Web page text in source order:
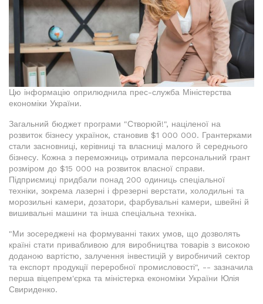
Цю інформацію оприлюднила прес-служба Міністерства
економіки України.
Загальний бюджет програми "Створюй!", націленої на
розвиток бізнесу українок, становив $1 000 000. Грантерками
стали засновниці, керівниці та власниці малого й середнього
бізнесу. Кожна з переможниць отримала персональний грант
розміром до $15 000 на розвиток власної справи.
Підприємиці придбали понад 200 одиниць спеціальної
техніки, зокрема лазерні і фрезерні верстати, холодильні та
морозильні камери, дозатори, фарбувальні камери, швейні й
вишивальні машини та інша спеціальна техніка.
"Ми зосереджені на формуванні таких умов, що дозволять
країні стати привабливою для виробництва товарів з високою
доданою вартістю, залучення інвестицій у виробничий сектор
та експорт продукції переробної промисловості", -- зазначила
перша віцепрем'єрка та міністерка економіки України Юлія
Свириденко.